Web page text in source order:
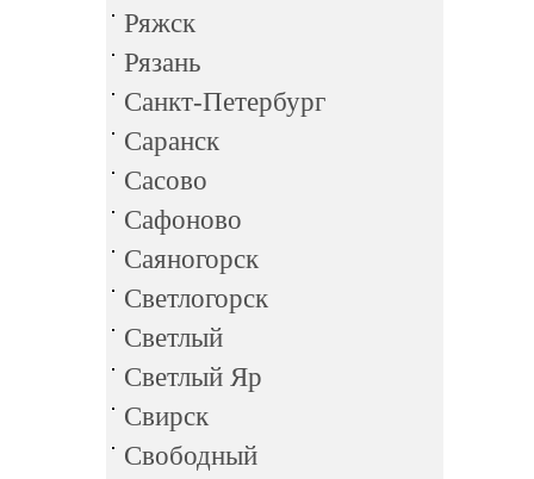
Ряжск
Рязань
Санкт-Петербург
Саранск
Сасово
Сафоново
Саяногорск
Светлогорск
Светлый
Светлый Яр
Свирск
Свободный